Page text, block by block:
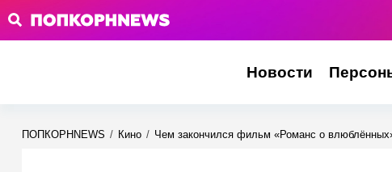
Новости
ПОПКОРНNEWS / Кино / Чем закончился фильм «Романс о